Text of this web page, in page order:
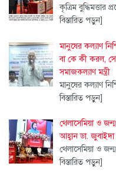
কৃত্রিম
বিস্তারিত পড়ুন]
মানুষের কল্যাণ
বা কে কী করল,
সমাজকল্যাণ মন্ত্রী
মানুষের কল্যাণ
বিস্তারিত পড়ুন]
থেলাসেমিয়া ও
আহ্বান ডা.
থেলাসেমিয়া ও
বিস্তারিত পড়ুন]